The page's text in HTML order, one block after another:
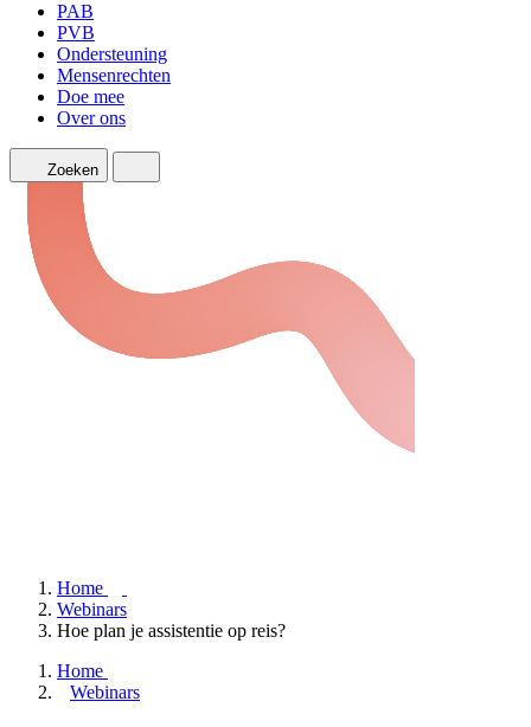
PAB
PVB
Ondersteuning
Mensenrechten
Doe mee
Over ons
Zoeken
Home
Webinars
Hoe plan je assistentie op reis?
Home
Webinars